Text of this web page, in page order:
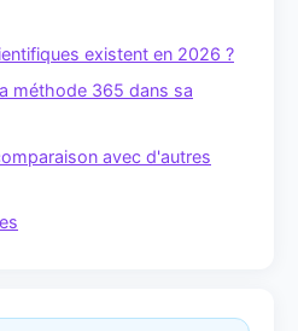
existent en 2026 ?
méthode 365 dans sa
avec d'autres